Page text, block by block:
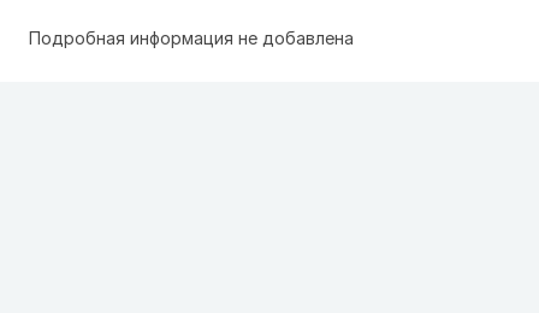
Подробная информация не добавлена